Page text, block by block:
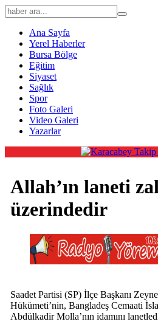
Ana Sayfa
Yerel Haberler
Bursa Bölge
Eğitim
Siyaset
Sağlık
Spor
Foto Galeri
Video Galeri
Yazarlar
Allah’ın laneti
üzerindedir
Saadet Partisi (SP) İlçe Başkanı
Hükümeti’nin, Bangladeş Cemaati
Abdülkadir Molla’nın idamını